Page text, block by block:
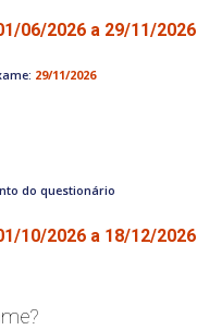
06/2026 a 29/11/2026
29/11/2026
do questionário
10/2026 a 18/12/2026